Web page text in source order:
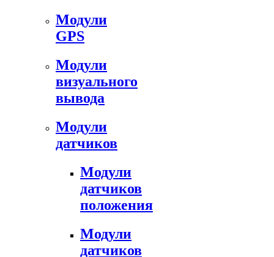
Модули
GPS
Модули
визуального
вывода
Модули
датчиков
Модули
датчиков
положения
Модули
датчиков